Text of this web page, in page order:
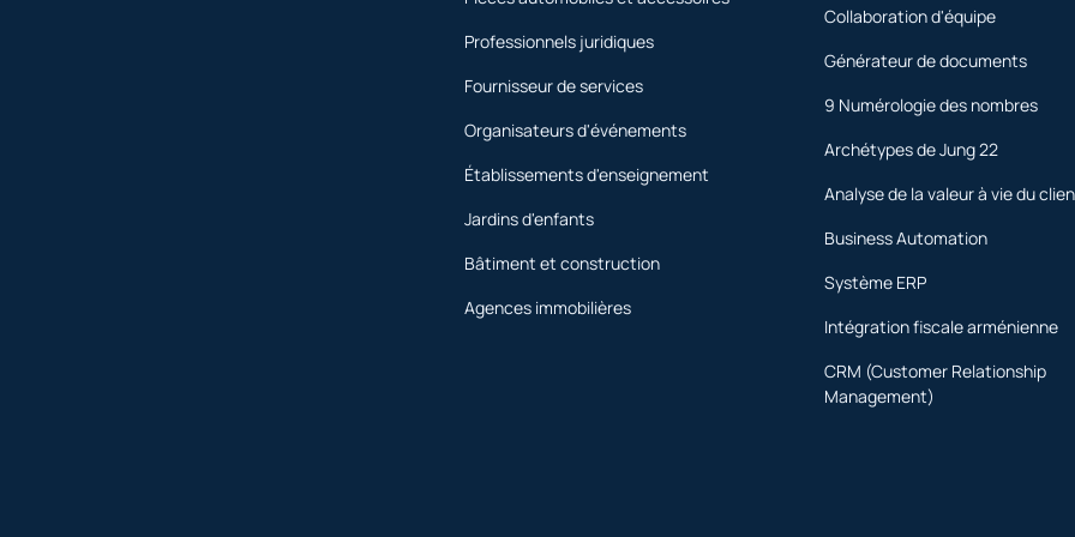
Professionnels juridiques
Fournisseur de services
Organisateurs d'événements
Établissements d'enseignement
Jardins d'enfants
Bâtiment et construction
Agences immobilières
Collaboration d'équipe
Générateur de documents
9 Numérologie des nombres
Archétypes de Jung 22
Analyse de la valeur à vie du
Business Automation
Système ERP
Intégration fiscale arménienne
CRM (Customer Relationship
Management)